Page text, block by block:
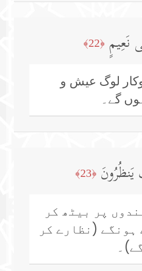
نَعِیمٍ ﴿22﴾
لوگ عیش و
گے۔
یَنظُرُونَ ﴿23﴾
پر بیٹھ کر
ہونگے (نظارے کر